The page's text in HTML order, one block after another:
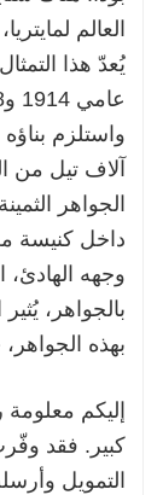
العالم
يُعدّ هذا
آلاف تيل من
داخل كنيسة
وجهه
بالجواهر،
بهذه
إليكم
كبير. فقد
التمويل